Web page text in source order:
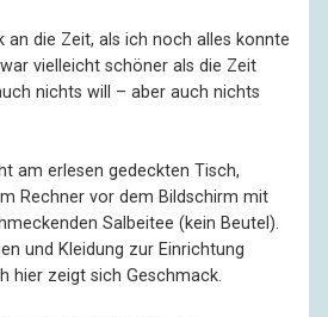
an die Zeit, als ich noch alles konnte
vielleicht schöner als die Zeit
nichts will – aber auch nichts
am erlesen gedeckten Tisch,
Rechner vor dem Bildschirm mit
Salbeitee (kein Beutel).
und Kleidung zur Einrichtung
hier zeigt sich Geschmack.